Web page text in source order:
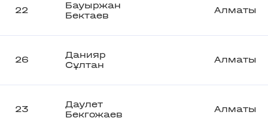
22
Бауыржан
Бектаев
Алматы
26
Данияр
Сұлтан
Алматы
23
Даулет
Бекгожаев
Алматы